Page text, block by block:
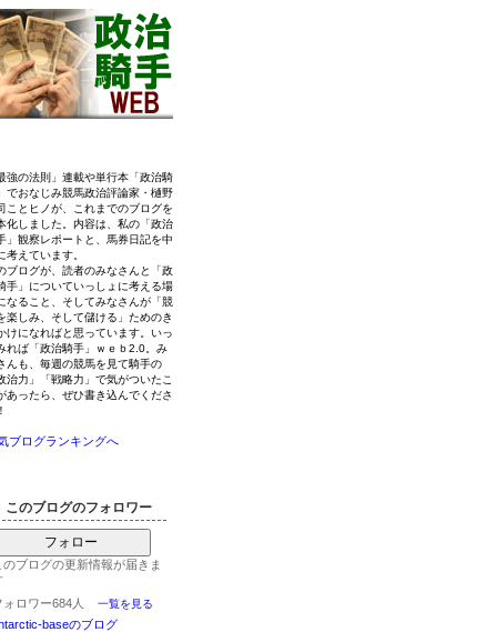
強の法則」連載や単行本「政治騎
でおなじみ競馬政治評論家・樋野
ことヒノが、これまでのブログを
化しました。内容は、私の「政治
」観察レポートと、馬券日記を中
考えています。
ブログが、読者のみなさんと「政
手」についていっしょに考える場
なること、そしてみなさんが「競
楽しみ、そして儲ける」ためのき
けになればと思っています。いっ
れば「政治騎手」ｗｅｂ2.0。み
んも、毎週の競馬を見て騎手の
治力」「戦略力」で気がついたこ
あったら、ぜひ書き込んでくださ
ブログランキングへ
このブログのフォロワー
フォロー
のブログの更新情報が届きま
ォロワー684人
一覧を見る
baseのブログ